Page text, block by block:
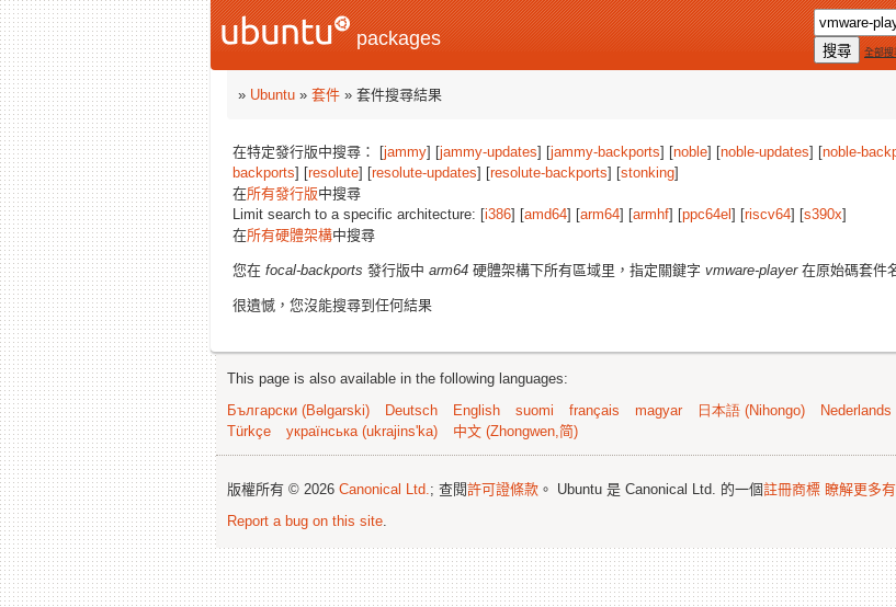
packages
全部搜
» Ubuntu » 套件 » 套件搜尋結果
在特定發行版中搜尋： [jammy] [jammy-updates] [jammy-backports] [noble] [noble-updates] [noble-
backports] [resolute] [resolute-updates] [resolute-backports] [stonking]
在所有發行版中搜尋
Limit search to a specific architecture: [i386] [amd64] [arm64] [armhf] [ppc64el ] [riscv64] [s390x]
在所有硬體架構中搜尋
您在 focal-backports 發行版中 arm64 硬體架構下所有區域里，指定關鍵字 vmware-player在原始碼套件
很遺憾，您沒能搜尋到任何結果
This page is also available in the following languages:
Български (Bəlgarski)
Deutsch English suomi français magyar 日本語 (Nihongo) Nederlands
Türkçe
українська (ukrajins'ka) 中文 (Zhongwen,简)
版權所有 © 2026 Canonical Ltd.; 查閱許可證條款 。 Ubuntu 是 Canonical Ltd. 的一個註冊商標 瞭解更多
Report a bug on this site.